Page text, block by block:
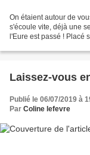
On étaient autour de
s'écoule vite, déjà une
l'Eure est passé ! Placé
Laissez-vous
Publié le 06/07/2019 à
Par Coline lefevre